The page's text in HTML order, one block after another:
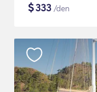
$333 /den